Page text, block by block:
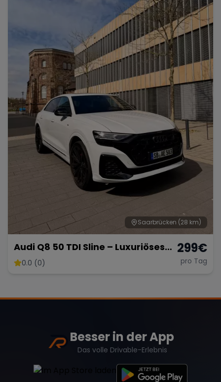
Saarbrücken (28 km)
Audi Q8 50 TDI Sline – Luxuriöses
SUV mit 286 PS
0.0 (0)
299€
pro Tag
Besser in der App
Das volle Drivable-Erlebnis